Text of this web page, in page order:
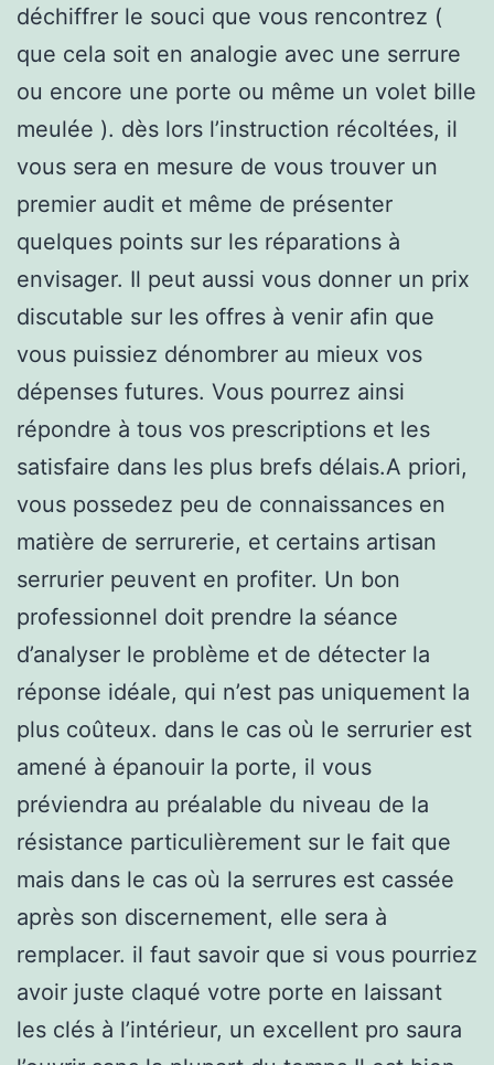
déchiffrer le souci que vous rencontrez (
que cela soit en analogie avec une serrure
ou encore une porte ou même un volet bille
meulée ). dès lors l’instruction récoltées, il
vous sera en mesure de vous trouver un
premier audit et même de présenter
quelques points sur les réparations à
envisager. Il peut aussi vous donner un prix
discutable sur les offres à venir afin que
vous puissiez dénombrer au mieux vos
dépenses futures. Vous pourrez ainsi
répondre à tous vos prescriptions et les
satisfaire dans les plus brefs délais.A priori,
vous possedez peu de connaissances en
matière de serrurerie, et certains artisan
serrurier peuvent en profiter. Un bon
professionnel doit prendre la séance
d’analyser le problème et de détecter la
réponse idéale, qui n’est pas uniquement la
plus coûteux. dans le cas où le serrurier est
amené à épanouir la porte, il vous
préviendra au préalable du niveau de la
résistance particulièrement sur le fait que
mais dans le cas où la serrures est cassée
après son discernement, elle sera à
remplacer. il faut savoir que si vous pourriez
avoir juste claqué votre porte en laissant
les clés à l’intérieur, un excellent pro saura